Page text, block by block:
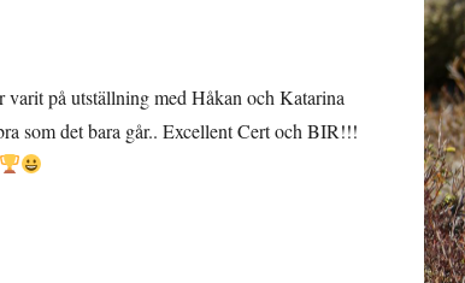
varit på utställning med Håkan och Katarina
som det bara går.. Excellent Cert och BIR!!!